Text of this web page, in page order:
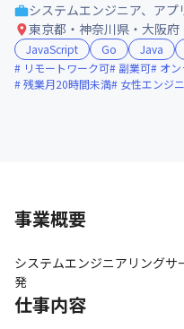
システムエンジニア、ア
東京都・神奈川県・大阪府
JavaScript Go Java
リモートワーク可
副業可 オ
残業月20時間未満
女性エンジ
事業概要
システムエンジニアリング
発
仕事内容